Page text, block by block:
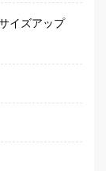
イズアップ